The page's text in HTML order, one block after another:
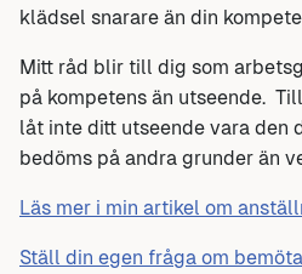
klädsel snarare än din
Mitt råd blir till dig som
på kompetens än utseende.
låt inte ditt utseende vara den
bedöms på andra grunder än
Läs mer i min artikel om
Ställ din egen fråga om